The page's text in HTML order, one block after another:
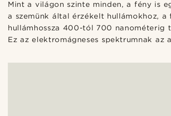
Mint a világon szinte minden, a fény is
a szemünk által érzékelt hullámokhoz,
hullámhossza 400-tól 700
Ez az elektromágneses spektrumnak